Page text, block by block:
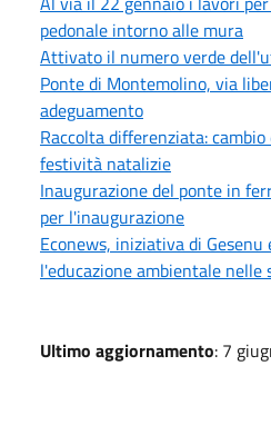
pedonale intorno alle mura
Attivato il numero verde
Ponte di Montemolino, via
adeguamento
Raccolta differenziata:
festività natalizie
Inaugurazione del ponte in
per l'inaugurazione
Econews, iniziativa di Gesenu
l'educazione ambientale nelle
Ultimo aggiornamento: 7